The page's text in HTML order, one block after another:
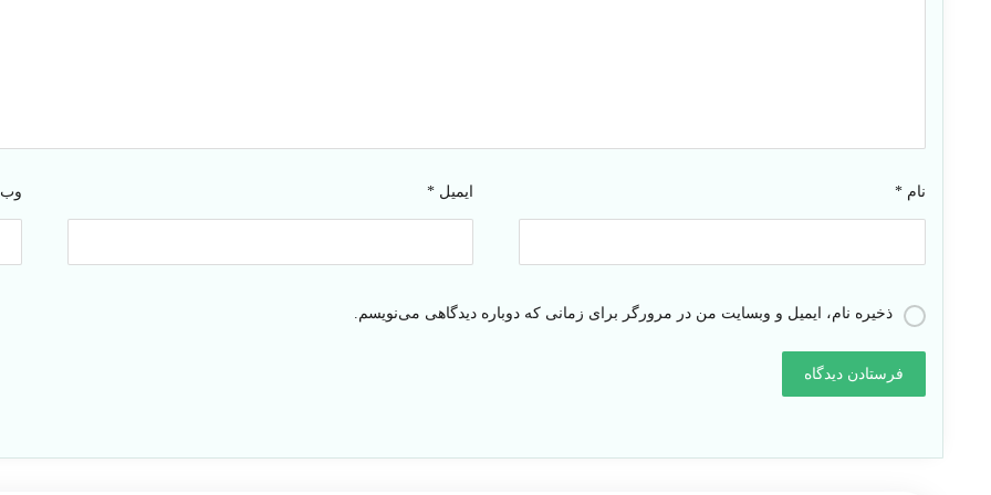
نام* ایمیل *
ذخیره نام، ایمیل و وبسایت من در مرورگر برای زمانی که دوباره دیدگاهی می‌نویسم.